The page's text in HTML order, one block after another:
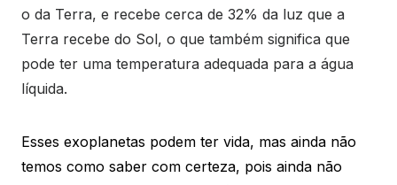
o da Terra, e recebe cerca de 32% da luz que a
Terra recebe do Sol, o que também significa que
pode ter uma temperatura adequada para a água
líquida.
Esses exoplanetas podem ter vida, mas ainda não
temos como saber com certeza, pois ainda não